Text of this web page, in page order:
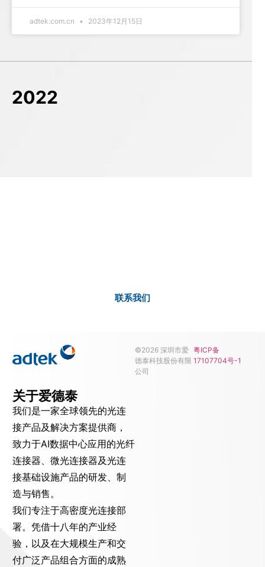
adtek.com.cn 2023年12月15日
2022
联系我们
关于爱德泰
我们是一家全球领先的光连
接产品及解决方案提供商，
致力于AI数据中心应用的光纤
连接器、微光连接器及光连
接基础设施产品的研发、制
造与销售。
我们专注于高密度光连接部
署。凭借十八年的产业经
验，以及在大规模生产和交
付广泛产品组合方面的成熟
©2026 深圳市爱
德泰科技股份有限
公司
粤ICP备
17107704号-1